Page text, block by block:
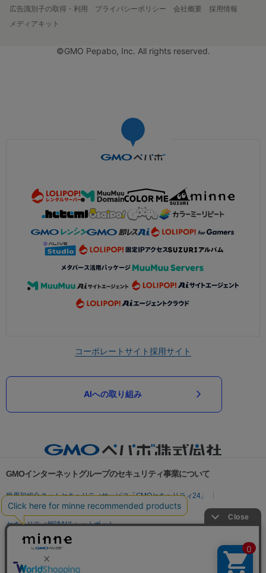
広告識別子の取得・利用
プライバシーポリシー 会社概要
採用情報
メディアキット
©GMO Pepabo, Inc. All rights reserved.
コーポレートサイト採用サイト
AIへの取り組み
GMOインターネットグループのセキュリティ事業について
世界初総合ネットセキュリティサービス「GMOセキュリティ24」
パスワード漏洩診断
Webサイトリスク診断
セキュリティ相談AIチャットボット
実在証明・盗聴対策
サイバー攻撃対策（GMO Flatt Security）